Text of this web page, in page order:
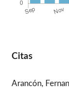
Citas
Arancón,